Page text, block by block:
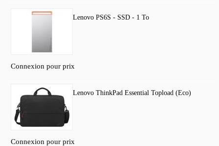
Lenovo PS6S - SSD - 1 To
Connexion pour prix
Lenovo ThinkPad Essential Topload (Eco)
Connexion pour prix